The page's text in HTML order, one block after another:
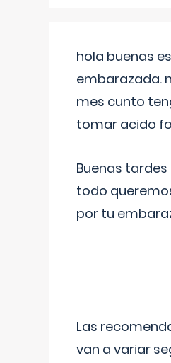
hola buenas
embarazada.
mes cunto
tomar acido
Buenas tardes
todo
por tu
Las
van a variar